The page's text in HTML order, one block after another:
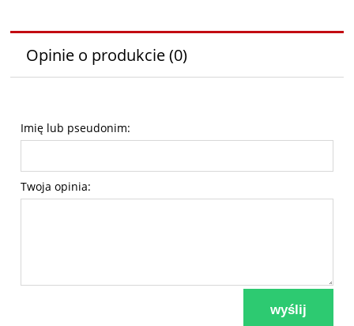
Opinie o produkcie (0)
Imię lub pseudonim:
Twoja opinia:
wyślij